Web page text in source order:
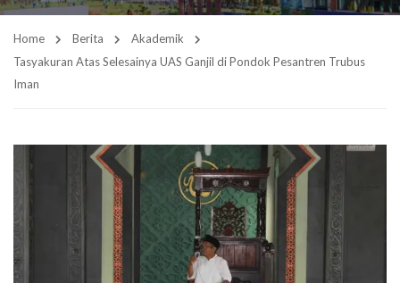
Home Berita
Akademik
Tasyakuran Atas Selesainya UAS Ganjil di Pondok Pesantren Trubus
Iman